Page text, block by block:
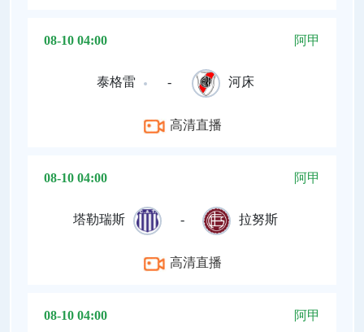
08-10 04:00 阿甲
泰格雷 - 河床
高清直播
08-10 04:00 阿甲
塔勒瑞斯 - 拉努斯
高清直播
08-10 04:00 阿甲